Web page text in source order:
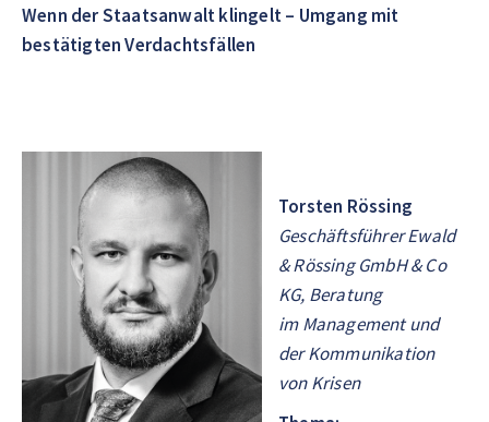
Wenn der Staatsanwalt klingelt – Umgang mit
bestätigten Verdachtsfällen
Torsten Rössing
Geschäftsführer Ewald
& Rössing GmbH & Co
KG, Beratung
im Management und
der Kommunikation
von Krisen